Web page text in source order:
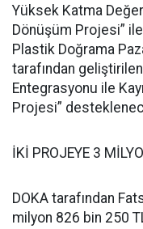
Yüksek Katma
Dönüşüm Projesi”
Plastik Doğrama
tarafından
Entegrasyonu ile
Projesi”
İKİ PROJEYE 3
DOKA tarafından
milyon 826 bin 250